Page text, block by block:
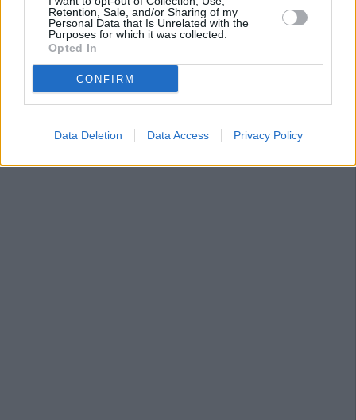
Retention, Sale, and/or Sharing of my
Personal Data that Is Unrelated with the
Purposes for which it was collected.
Opted In
CONFIRM
Data Deletion Data Access Privacy Policy